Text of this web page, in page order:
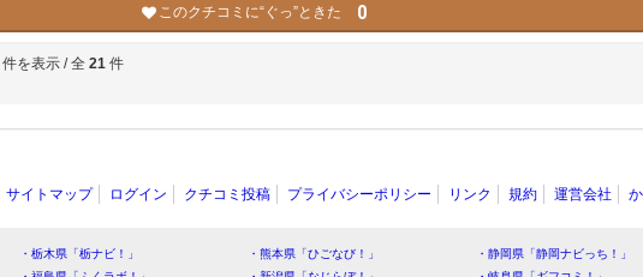
このクチコミに“ぐっ”ときた 0
件を表示 / 全 21 件
サイトマップ ログイン クチコミ投稿 プライバシーポリシー リンク 規約 運営会社
・栃木県「栃ナビ！」 ・熊本県「ひごなび！」 ・静岡県「静岡ナビっち！」